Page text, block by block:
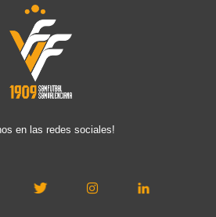
en las redes sociales!